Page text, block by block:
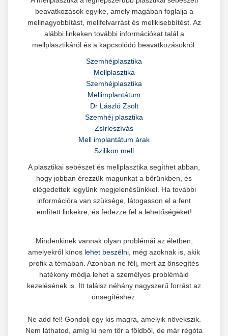
beavatkozások egyike, amely magában foglalja a
mellnagyobbítást, mellfelvarrást és mellkisebbítést. Az
alábbi linkeken további információkat talál a
mellplasztikáról és a kapcsolódó beavatkozásokról:
Szemhéjplasztika
Mellplasztika
Szemhéjplasztika
Mellimplantátum
Dr László Zsolt
Szemhéj plasztika
Zsírleszívás
Mell implantátum árak
Szilikon mell
A plasztikai sebészet és mellplasztika segíthet abban,
hogy jobban érezzük magunkat a bőrünkben, és
elégedettek legyünk megjelenésünkkel. Ha további
információra van szüksége, látogasson el a fent
említett linkekre, és fedezze fel a lehetőségeket!
Mindenkinek vannak olyan problémái az életben,
amelyekről kínos lehet beszélni, még azoknak is, akik
profik a témában. Azonban ne félj, mert az önsegítés
hatékony módja lehet a személyes problémáid
kezelésének is. Itt találsz néhány nagyszerű forrást az
önsegítéshez.
Ne add fel! Gondolj egy kis magra, amelyik növekszik.
Nem láthatod, amíg ki nem tör a földből, de már régóta